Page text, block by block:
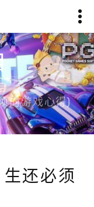
的游戏心得)
还必须